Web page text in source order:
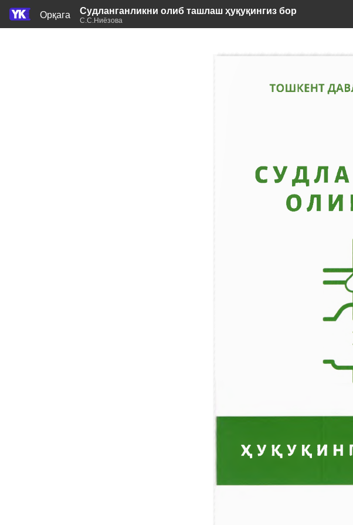
Орқага Судланганликни олиб ташлаш ҳуқуқингиз бор
С.С.Ниёзова